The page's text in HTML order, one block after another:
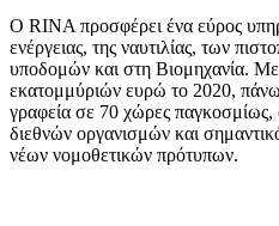
Ο RINA προσφέρει ένα εύρος
ενέργειας, της ναυτιλίας, των
υποδομών και στη Βιομηχανία.
εκατομμύριών ευρώ το 2020,
γραφεία σε 70 χώρες
διεθνών οργανισμών και
νέων νομοθετικών πρότυπων.